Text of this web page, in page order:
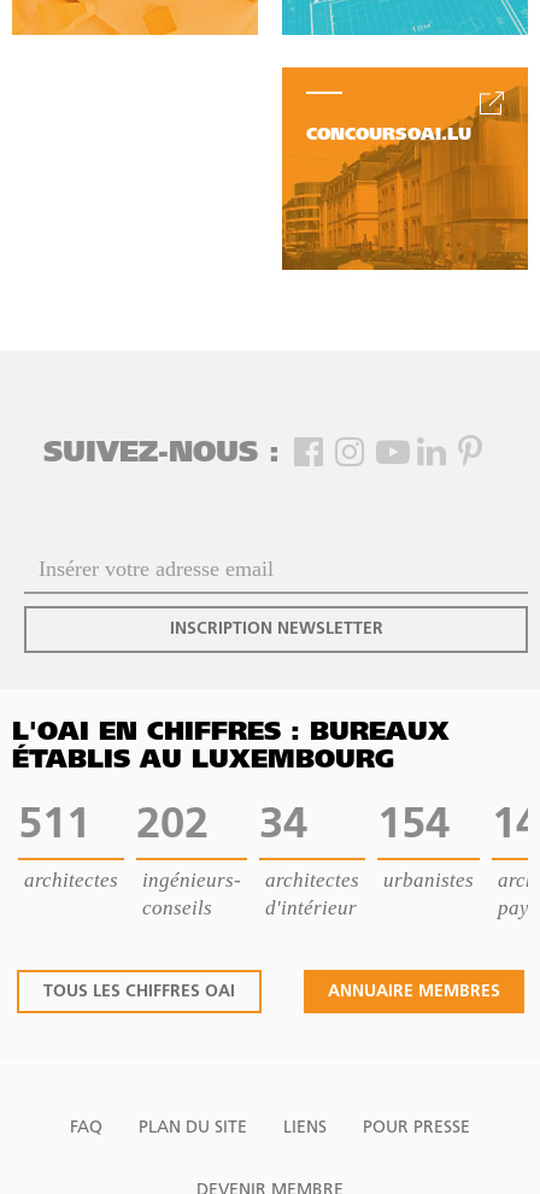
CONCOURSOAI.LU
SUIVEZ-NOUS :
INSCRIPTION NEWSLETTER
L'OAI EN CHIFFRES : BUREAUX
ÉTABLIS AU LUXEMBOURG
511
architectes
202
ingénieurs-
conseils
34
architectes
d'intérieur
154
urbanistes
14
TOUS LES CHIFFRES OAI ANNUAIRE MEMBRES
FAQ PLAN DU SITE LIENS POUR PRESSE